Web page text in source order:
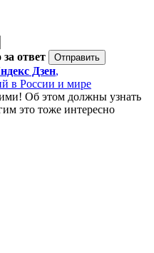
ответ
Дзен,
в России и мире
Об этом должны узнать
это тоже интересно